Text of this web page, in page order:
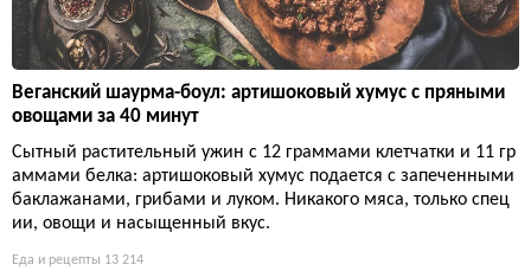
Веганский шаурма-боул: артишоковый хумус с пряными
овощами за 40 минут
Сытный растительный ужин с 12 граммами клетчатки и 11 гр
аммами белка: артишоковый хумус подается с запеченными
баклажанами, грибами и луком. Никакого мяса, только спец
ии, овощи и насыщенный вкус.
Еда и рецепты 13 214